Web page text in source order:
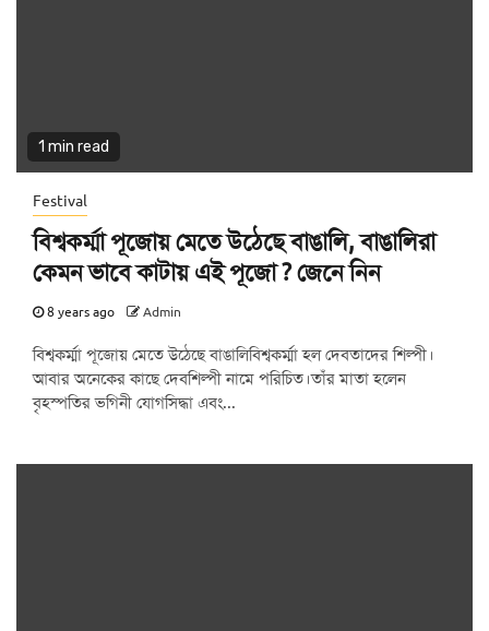
1 min read
Festival
বিশ্বকর্ম্মা পূজোয় মেতে উঠেছে বাঙালি, বাঙালিরা
কেমন ভাবে কাটায় এই পূজো ? জেনে নিন
8 years ago Admin
বিশ্বকর্ম্মা পূজোয় মেতে উঠেছে বাঙালিবিশ্বকর্ম্মা হল দেবতাদের শিল্পী।
আবার অনেকের কাছে দেবশিল্পী নামে পরিচিত।তাঁর মাতা হলেন
বৃহস্পতির ভগিনী যোগসিদ্ধা এবং...